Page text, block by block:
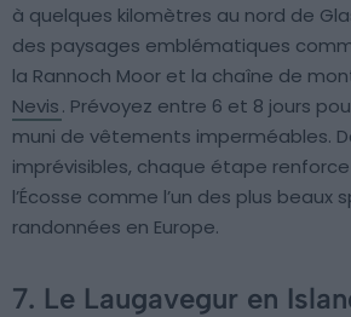
à quelques kilomètres au nord de
des paysages emblématiques
la Rannoch Moor et la chaîne de
Nevis. Prévoyez entre 6 et 8 jours
muni de vêtements imperméables.
imprévisibles, chaque étape
l’Écosse comme l’un des plus beaux
randonnées en Europe.
7. Le Laugavegur en